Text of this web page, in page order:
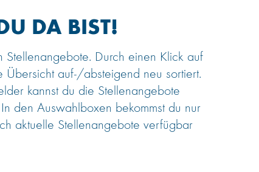
DA BIST!
Stellenangebote. Durch einen Klick auf
Übersicht auf-/absteigend neu sortiert.
kannst du die Stellenangebote
den Auswahlboxen bekommst du nur
aktuelle Stellenangebote verfügbar